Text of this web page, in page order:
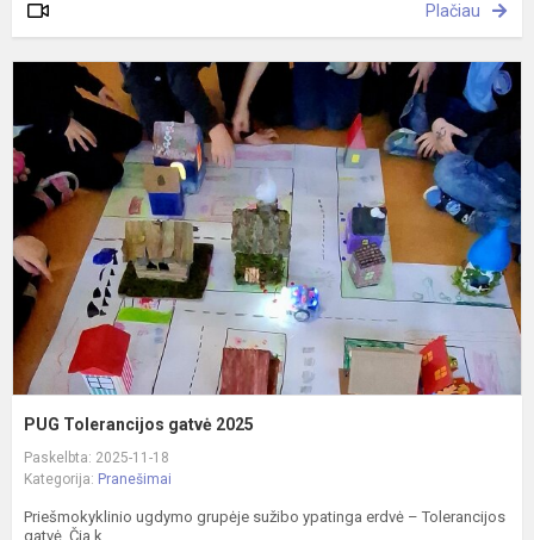
Plačiau
PUG Tolerancijos gatvė 2025
Paskelbta: 2025-11-18
Kategorija: Pranešimai
Priešmokyklinio ugdymo grupėje sužibo ypatinga erdvė – Tolerancijos
gatvė. Čia k...